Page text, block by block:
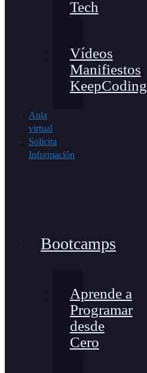
Tech
Vídeos
Manifiestos
KeepCoding
Aula
virtual
Solicita
Información
Bootcamps
Aprende a
Programar
desde
Cero